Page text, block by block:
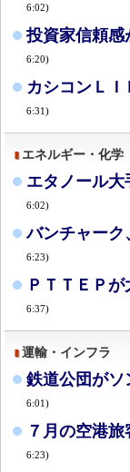
6:02)
投資家信頼
6:20)
カシコンＬ
6:31)
エネルギー・化学
エタノール
6:02)
バンチャー
6:23)
ＰＴＴＥＰ
6:37)
運輸・インフラ
鉄道公団が
6:01)
７月の空港
6:23)